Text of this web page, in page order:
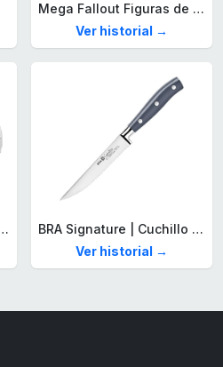
Mega Fallout Figuras de acción y Juguetes de construcción, Parada de Camiones Red Rocket con 824 Piezas, 2 Personajes articulados y Accesorios, para coleccionistas, HXT00
Ver historial →
Hombre Colección STENCIL de Acero inoxidable
BRA Signature | Cuchillo tomatero 120 mm, Acero Inoxidable alemán forjado con Molibdeno Vanadio, Mango Remachado ABS, Diseño Ergonómico, Hoja 1,6 mm espesor
Ver historial →